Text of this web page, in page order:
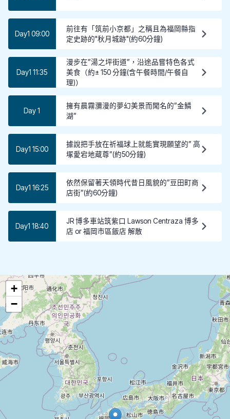
Day1 09:00
前往有「筑前小京都」之稱且為福岡縣指
定史跡的"秋月城跡"(約60分鐘)
Day1 11:35
漫步在”湯之坪街道”，沿途品嘗特色各式
美食（約± 150 分鐘(含午餐時間/午餐自
理)）
Day 1
擁有晨霧瀰漫的夢幻美景而聞名的”金鱗
湖”
Day1 15:00
據說把手放在祈福球上就能實現願望的” 高
塚愛宕地蔵尊”(約50分鐘)
Day1 16:25
依然保留著天領時代昔日風貌的”豆田町商
店街”(約60分鐘)
Day1 18:40
JR 博多車站筑紫口 Lawson Centraza 博多
店 or 福岡市區飯店 解散
+
−